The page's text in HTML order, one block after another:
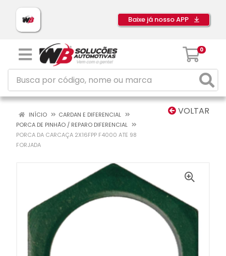
Baixe já nosso APP
0
VOLTAR
INÍCIO
CARDAN E DIFERENCIAL
PORCA DE PINHÃO / REPARO DIFERENCIAL
PORCA DA CARCAÇA 2X16FPP F4000 ATE 98
FORJADA